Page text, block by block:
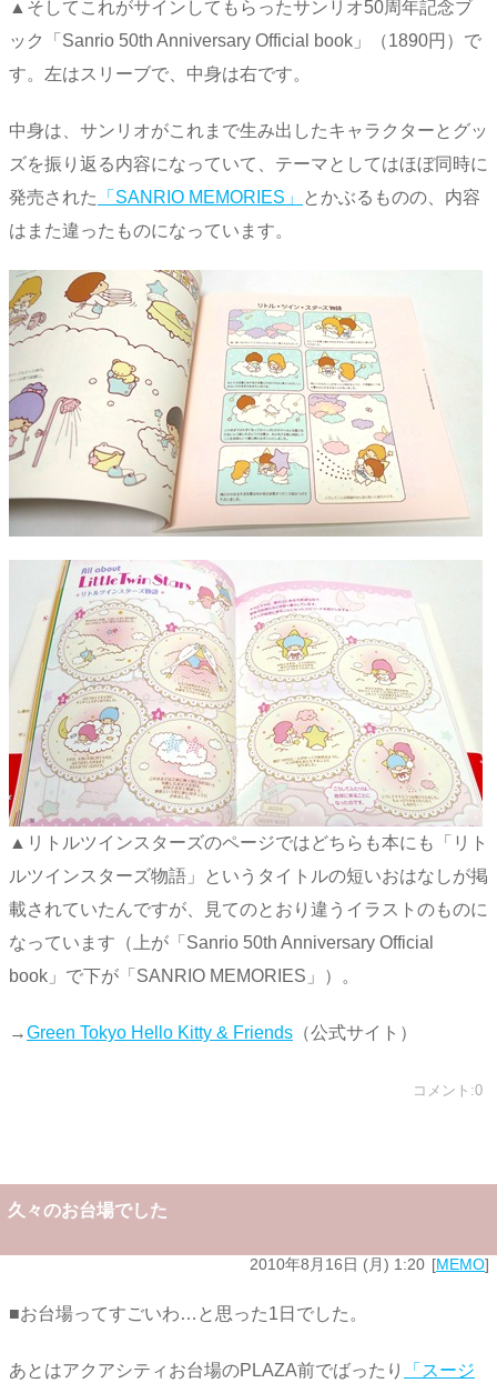
▲そしてこれがサインしてもらったサンリオ50周年記念ブ
ック「Sanrio 50th Anniversary Official book」（1890円）で
す。左はスリーブで、中身は右です。
中身は、サンリオがこれまで生み出したキャラクターとグッ
ズを振り返る内容になっていて、テーマとしてはほぼ同時に
発売された
「SANRIO MEMORIES」
とかぶるものの、内容
はまた違ったものになっています。
▲リトルツインスターズのページではどちらも本にも「リト
ルツインスターズ物語」というタイトルの短いおはなしが掲
載されていたんですが、見てのとおり違うイラストのものに
なっています（上が「Sanrio 50th Anniversary Official
book」で下が「SANRIO MEMORIES」）。
→Green Tokyo Hello Kitty & Friends （公式サイト）
コメント:0
久々のお台場でした
2010年8月16日 (月) 1:20 MEMO
■お台場ってすごいわ…と思った1日でした。
あとはアクアシティお台場のPLAZA前でばったり
「スージ